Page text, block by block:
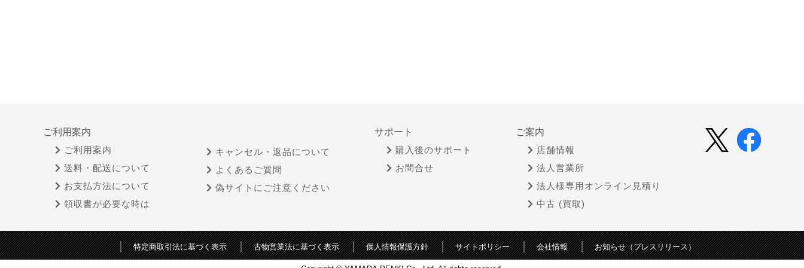
ご利用案内
ご利用案内
送料・配送について
お支払方法について
領収書が必要な時は
キャンセル・返品について
よくあるご質問
偽サイトにご注意ください
サポート
購入後のサポート
お問合せ
ご案内
店舗情報
法人営業所
法人様専用オンライン見積り
中古 (買取)
特定商取引法に基づく表示 古物営業法に基づく表示 個人情報保護方針 サイトポリシー 会社情報 お知らせ（プレスリリース）